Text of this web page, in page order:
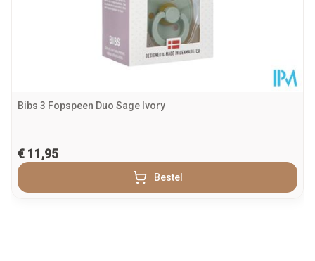
Bibs 3 Fopspeen Duo Sage Ivory
€ 11,95
Bestel